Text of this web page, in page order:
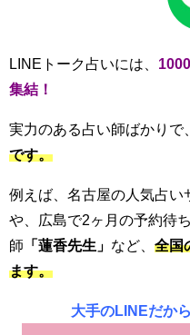
LINEトーク占いには、
集結！
実力のある占い師ばかりで、
です。
例えば、名古屋の人気占い
や、広島で2ヶ月の予約待
師 「蓮香先生」 など、 全国
ます。
大手のLINEだか